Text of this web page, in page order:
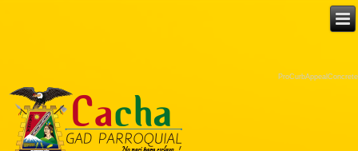
ProCurbAppealConcrete